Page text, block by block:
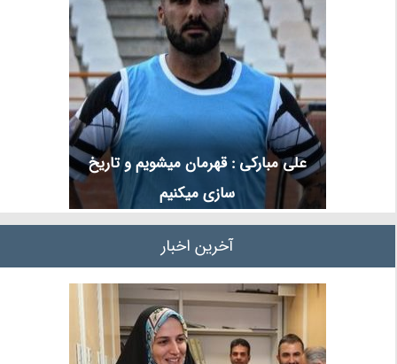
علی مبارکی : قهرمان میشویم و تاریخ
سازی میکنیم
آخرین اخبار